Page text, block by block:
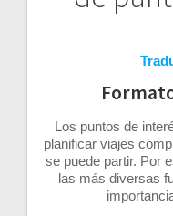
Los puntos de
planificar viajes
se puede partir. Por
las más diversas
entradas